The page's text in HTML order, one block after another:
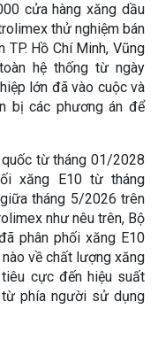
cửa hàng xăng dầu
thử nghiệm bán
Hồ Chí Minh, Vũng
hệ thống từ ngày
lớn đã vào cuộc và
bị các phương án để
từ tháng 01/2028
xăng E10 từ tháng
tháng 5/2026 trên
như nêu trên, Bộ
phân phối xăng E10
về chất lượng xăng
cực đến hiệu suất
phía người sử dụng